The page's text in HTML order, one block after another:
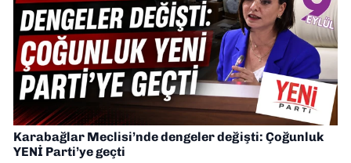
Karabağlar Meclisi’nde dengeler değişti: Çoğunluk
YENİ Parti’ye geçti